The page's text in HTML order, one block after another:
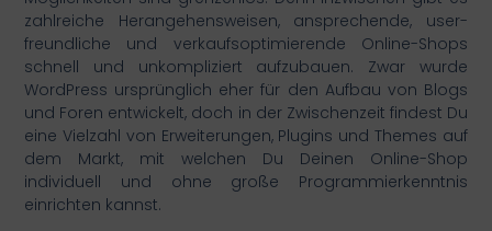
zahlreiche Herangehensweisen, ansprechende, user-
freundliche und verkaufsoptimierende Online-Shops
schnell und unkompliziert aufzubauen. Zwar wurde
WordPress ursprünglich eher für den Aufbau von Blogs
und Foren entwickelt, doch in der Zwischenzeit findest Du
eine Vielzahl von Erweiterungen, Plugins und Themes auf
dem Markt, mit welchen Du Deinen Online-Shop
individuell und ohne große Programmierkenntnis
einrichten kannst.